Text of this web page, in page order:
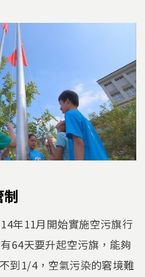
年11月開始實施空污旗行
64天要升起空污旗，能夠
到1/4，空氣污染的窘境難